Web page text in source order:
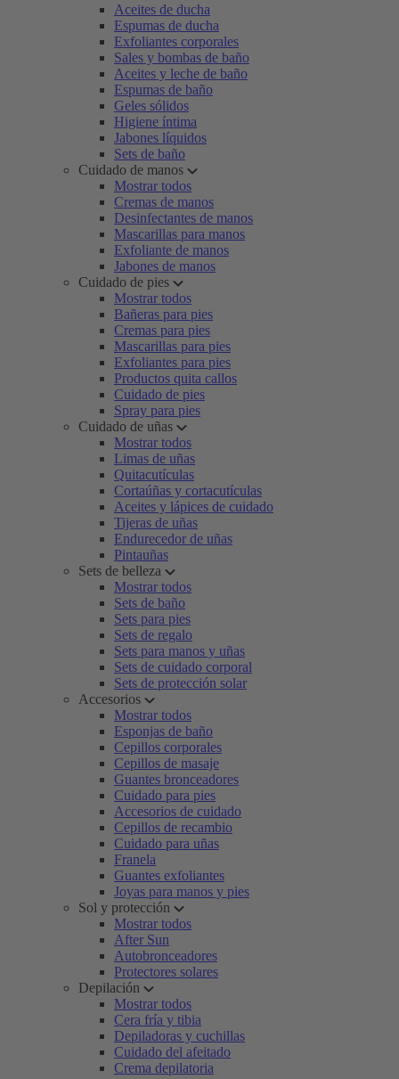
Aceites de ducha
Espumas de ducha
Exfoliantes corporales
Sales y bombas de baño
Aceites y leche de baño
Espumas de baño
Geles sólidos
Higiene íntima
Jabones líquidos
Sets de baño
Cuidado de manos
Mostrar todos
Cremas de manos
Desinfectantes de manos
Mascarillas para manos
Exfoliante de manos
Jabones de manos
Cuidado de pies
Mostrar todos
Bañeras para pies
Cremas para pies
Mascarillas para pies
Exfoliantes para pies
Productos quita callos
Cuidado de pies
Spray para pies
Cuidado de uñas
Mostrar todos
Limas de uñas
Quitacutículas
Cortaúñas y cortacutículas
Aceites y lápices de cuidado
Tijeras de uñas
Endurecedor de uñas
Pintauñas
Sets de belleza
Mostrar todos
Sets de baño
Sets para pies
Sets de regalo
Sets para manos y uñas
Sets de cuidado corporal
Sets de protección solar
Accesorios
Mostrar todos
Esponjas de baño
Cepillos corporales
Cepillos de masaje
Guantes bronceadores
Cuidado para pies
Accesorios de cuidado
Cepillos de recambio
Cuidado para uñas
Franela
Guantes exfoliantes
Joyas para manos y pies
Sol y protección
Mostrar todos
After Sun
Autobronceadores
Protectores solares
Depilación
Mostrar todos
Cera fría y tibia
Depiladoras y cuchillas
Cuidado del afeitado
Crema depilatoria